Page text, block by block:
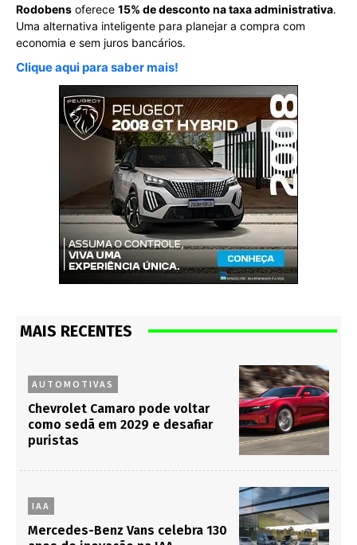
Rodobens oferece 15% de desconto na taxa administrativa.
Uma alternativa inteligente para planejar a compra com
economia e sem juros bancários.
Clique aqui para saber mais!
MAIS RECENTES
AUTOMOTIVAS
Chevrolet Camaro pode voltar
como sedã em 2029 e desafiar
puristas
IAA
Mercedes-Benz Vans celebra 130